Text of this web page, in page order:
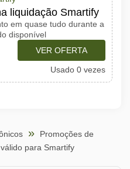
liquidação Smartify
em quase tudo durante a
disponível
VER OFERTA
Usado 0 vezes
Promoções de
para Smartify